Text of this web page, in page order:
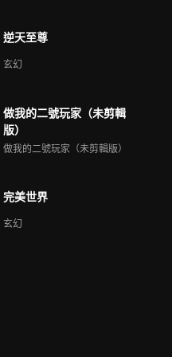
逆天至尊
玄幻
做我的二號玩家（未剪輯
版）
做我的二號玩家（未剪輯版）
完美世界
玄幻